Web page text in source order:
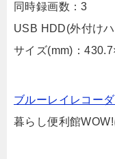
同時録画数：3
USB HDD(外付け
サイズ(mm)：
ブルーレイレコー
暮らし便利館